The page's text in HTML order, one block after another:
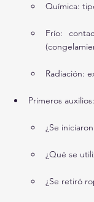
Química:
Frío:
Radiación:
Primeros auxilios:
¿Se
¿Qué se
¿Se retiró